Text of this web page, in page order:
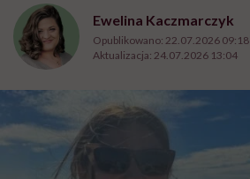
Ewelina Kaczmarczyk
Opublikowano: 22.07.2026 09:18
Aktualizacja: 24.07.2026 13:04